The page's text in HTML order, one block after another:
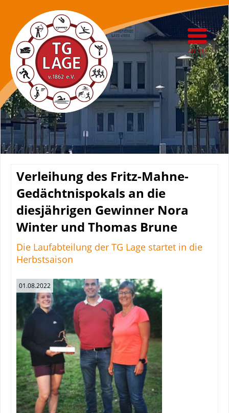
MENÜ
Verleihung des Fritz-Mahne-
Gedächtnispokals an die
diesjährigen Gewinner Nora
Winter und Thomas Brune
Die Laufabteilung der TG Lage startet in die
Herbstsaison
01.08.2022